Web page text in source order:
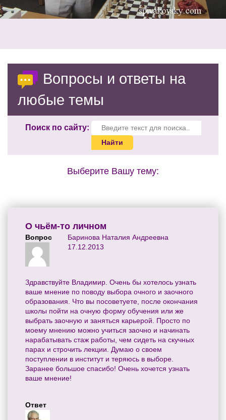
Вопросы и ответы на
любые темы
Поиск по сайту:
Выберите Вашу тему:
О чьём-то личном
Вопрос
Баринова Наталия Андреевна
17.12.2013
Здравствуйте Владимир. Очень бы хотелось узнать
ваше мнение по поводу выбора очного и заочного
образования. Что вы посоветуете, после окончания
школы пойти на очную форму обучения или же
выбрать заочную и заняться карьерой. Просто по
моему мнению можно учиться заочно и начинать
нарабатывать стаж работы, чем сидеть на скучных
парах и строчить лекции. Думаю о своем
поступлении в институт и теряюсь в выборе.
Заранее большое спасибо! Очень хочется узнать
ваше мнение!
Ответ